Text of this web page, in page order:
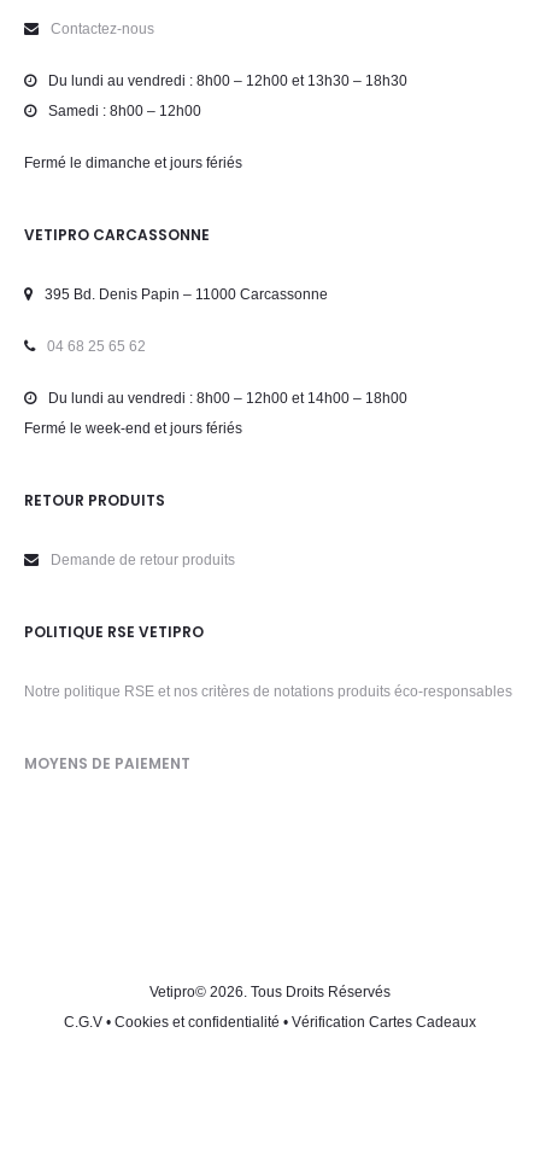
Contactez-nous
Du lundi au vendredi : 8h00 – 12h00 et 13h30 – 18h30
Samedi : 8h00 – 12h00
Fermé le dimanche et jours fériés
VETIPRO CARCASSONNE
395 Bd. Denis Papin – 11000 Carcassonne
04 68 25 65 62
Du lundi au vendredi : 8h00 – 12h00 et 14h00 – 18h00
Fermé le week-end et jours fériés
RETOUR PRODUITS
Demande de retour produits
POLITIQUE RSE VETIPRO
Notre politique RSE et nos critères de notations produits éco-responsables
MOYENS DE PAIEMENT
Vetipro© 2026. Tous Droits Réservés
C.G.V • Cookies et confidentialité • Vérification Cartes Cadeaux